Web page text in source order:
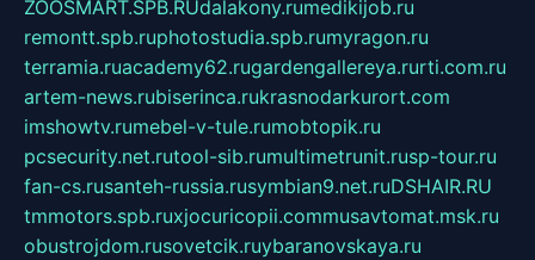
ZOOSMART.SPB.RUdalakony.rumedikijob.ru
remontt.spb.ruphotostudia.spb.rumyragon.ru
terramia.ruacademy62.rugardengallereya.rurti.com.ru
artem-news.rubiserinca.rukrasnodarkurort.com
imshowtv.rumebel-v-tule.rumobtopik.ru
pcsecurity.net.rutool-sib.rumultimetrunit.rusp-tour.ru
fan-cs.rusanteh-russia.rusymbian9.net.ruDSHAIR.RU
tmmotors.spb.ruxjocuricopii.commusavtomat.msk.ru
obustrojdom.rusovetcik.ruybaranovskaya.ru